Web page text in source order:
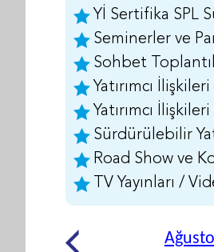
Yİ Sertifika SPL
Seminerler ve
Sohbet
Yatırımcı
Yatırımcı
Sürdürülebilir
Road Show ve
TV Yayınları /